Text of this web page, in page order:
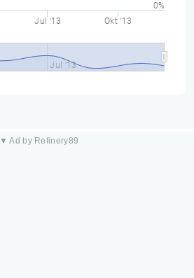
Jul '13 Okt '13
Jul '13
0%
▼ Ad by Refinery89